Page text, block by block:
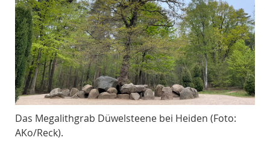
Das Megalithgrab Düwelsteene bei Heiden (Foto:
AKo/Reck).